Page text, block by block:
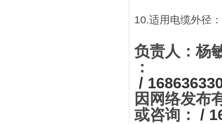
10.适用电缆外径
负责人：杨
：
/
因网络发布
或咨询： /